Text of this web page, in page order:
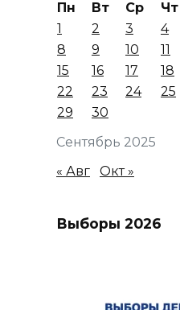
Сентябрь 2025
Пн Вт Ср Чт
1
2 3 4
8
9 10 11
15
16 17 18
22
23 24 25
29
30
« Авг Окт »
Выборы 2026